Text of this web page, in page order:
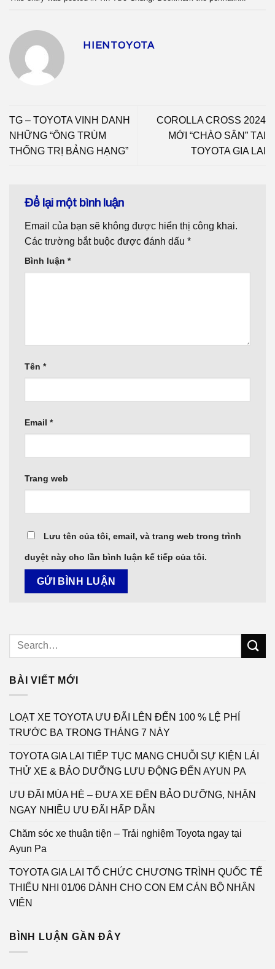
HIENTOYOTA
TG – TOYOTA VINH DANH
NHỮNG “ÔNG TRÙM
THỐNG TRỊ BẢNG HẠNG”
COROLLA CROSS 2024
MỚI “CHÀO SÂN” TẠI
TOYOTA GIA LAI
Để lại một bình luận
Email của bạn sẽ không được hiển thị công khai.
Các trường bắt buộc được đánh dấu *
Bình luận *
Tên *
Email *
Trang web
Lưu tên của tôi, email, và trang web trong trình
duyệt này cho lần bình luận kế tiếp của tôi.
BÀI VIẾT MỚI
LOẠT XE TOYOTA ƯU ĐÃI LÊN ĐẾN 100 % LỆ PHÍ
TRƯỚC BẠ TRONG THÁNG 7 NÀY
TOYOTA GIA LAI TIẾP TỤC MANG CHUỖI SỰ KIỆN LÁI
THỬ XE & BẢO DƯỠNG LƯU ĐỘNG ĐẾN AYUN PA
ƯU ĐÃI MÙA HÈ – ĐƯA XE ĐẾN BẢO DƯỠNG, NHẬN
NGAY NHIỀU ƯU ĐÃI HẤP DẪN
Chăm sóc xe thuận tiện – Trải nghiệm Toyota ngay tại
Ayun Pa
TOYOTA GIA LAI TỔ CHỨC CHƯƠNG TRÌNH QUỐC TẾ
THIẾU NHI 01/06 DÀNH CHO CON EM CÁN BỘ NHÂN
VIÊN
BÌNH LUẬN GẦN ĐÂY